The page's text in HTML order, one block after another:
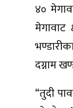
४०
दग्नाम
“तुदी